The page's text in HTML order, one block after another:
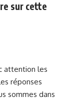
sur cette
attention les
réponses
sommes dans